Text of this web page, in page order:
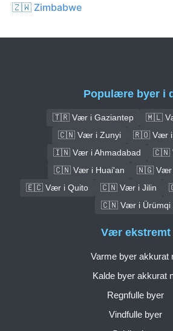
🇿🇼 Zimbabwe
Populære byer i
🇹🇷 Vær i Gaziantep
🇲🇱
🇨🇳 Vær i Zunyi
🇷🇴 Vær i
🇮🇳 Vær i Ahmadabad
🇨🇳
🇨🇳 Vær i Huai'an
🇳🇬 Vær i
🇪🇨 Vær i Quito
🇨🇳 Vær i Jilin
🇨🇳 Vær i Ürümqi
Vær ekstremt
Varme byer akkurat
Kalde byer akkurat
Regnfulle byer
Vindfulle byer